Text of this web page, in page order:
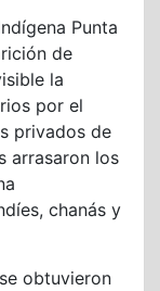
Punta
de
la
por el
privados de
arrasaron los
chanás y
obtuvieron